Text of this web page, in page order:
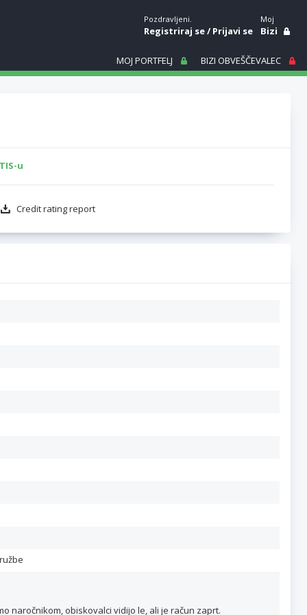
Pozdravljeni.
Registriraj se/Prijavi se
Moj
Bizi
MOJ PORTFELJ BIZI OBVEŠČEVALEC
u
Credit rating report
naročnikom, obiskovalci vidijo le, ali je račun zaprt.